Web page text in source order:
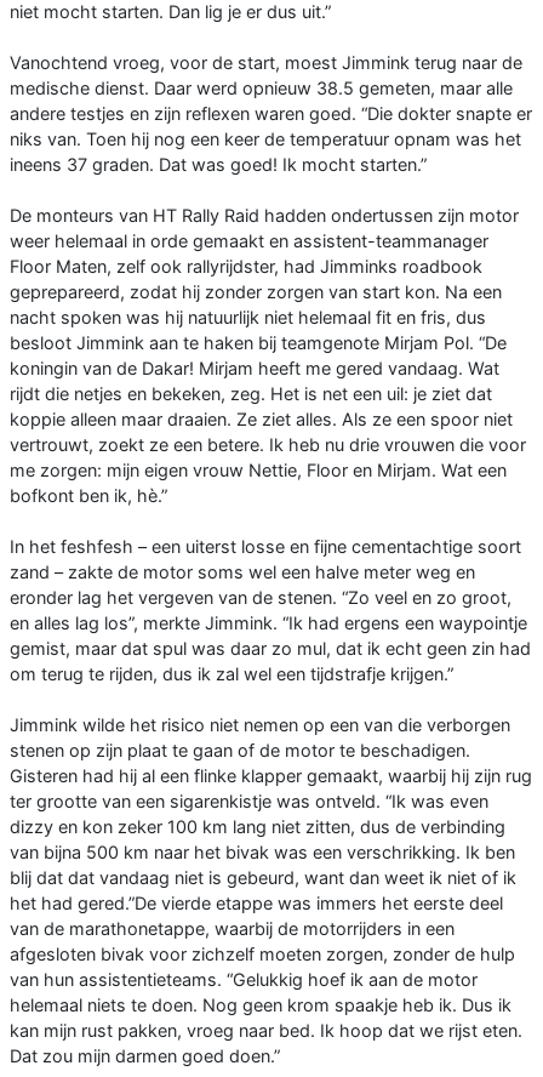
niet mocht starten. Dan lig je er dus uit.”
Vanochtend vroeg, voor de start, moest Jimmink terug naar de
medische dienst. Daar werd opnieuw 38.5 gemeten, maar alle
andere testjes en zijn reflexen waren goed. “Die dokter snapte er
niks van. Toen hij nog een keer de temperatuur opnam was het
ineens 37 graden. Dat was goed! Ik mocht starten.”
De monteurs van HT Rally Raid hadden ondertussen zijn motor
weer helemaal in orde gemaakt en assistent-teammanager
Floor Maten, zelf ook rallyrijdster, had Jimminks roadbook
geprepareerd, zodat hij zonder zorgen van start kon. Na een
nacht spoken was hij natuurlijk niet helemaal fit en fris, dus
besloot Jimmink aan te haken bij teamgenote Mirjam Pol. “De
koningin van de Dakar! Mirjam heeft me gered vandaag. Wat
rijdt die netjes en bekeken, zeg. Het is net een uil: je ziet dat
koppie alleen maar draaien. Ze ziet alles. Als ze een spoor niet
vertrouwt, zoekt ze een betere. Ik heb nu drie vrouwen die voor
me zorgen: mijn eigen vrouw Nettie, Floor en Mirjam. Wat een
bofkont ben ik, hè.”
In het feshfesh – een uiterst losse en fijne cementachtige soort
zand – zakte de motor soms wel een halve meter weg en
eronder lag het vergeven van de stenen. “Zo veel en zo groot,
en alles lag los”, merkte Jimmink. “Ik had ergens een waypointje
gemist, maar dat spul was daar zo mul, dat ik echt geen zin had
om terug te rijden, dus ik zal wel een tijdstrafje krijgen.”
Jimmink wilde het risico niet nemen op een van die verborgen
stenen op zijn plaat te gaan of de motor te beschadigen.
Gisteren had hij al een flinke klapper gemaakt, waarbij hij zijn rug
ter grootte van een sigarenkistje was ontveld. “Ik was even
dizzy en kon zeker 100 km lang niet zitten, dus de verbinding
van bijna 500 km naar het bivak was een verschrikking. Ik ben
blij dat dat vandaag niet is gebeurd, want dan weet ik niet of ik
het had gered.”De vierde etappe was immers het eerste deel
van de marathonetappe, waarbij de motorrijders in een
afgesloten bivak voor zichzelf moeten zorgen, zonder de hulp
van hun assistentieteams. “Gelukkig hoef ik aan de motor
helemaal niets te doen. Nog geen krom spaakje heb ik. Dus ik
kan mijn rust pakken, vroeg naar bed. Ik hoop dat we rijst eten.
Dat zou mijn darmen goed doen.”